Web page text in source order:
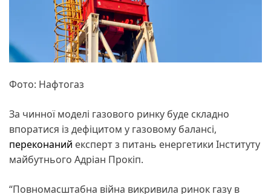
Фото: Нафтогаз
За чинної моделі газового ринку буде складно
впоратися із дефіцитом у газовому балансі,
переконаний експерт з питань енергетики Інституту
майбутнього Адріан Прокіп.
“Повномасштабна війна викривила ринок газу в